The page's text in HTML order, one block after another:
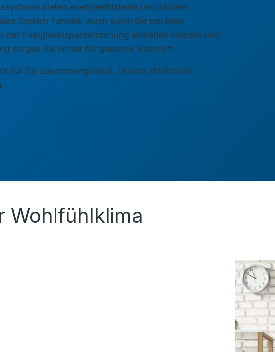
bieten energieeffiziente und sichere
System handelt. Auch wenn Sie bei einer
Energieeinsparverordnung einhalten müssen und
sorgen Sie immer für gesunde Raumluft.
für Sie zusammengestellt. Unsere erfahrenen
Wohlfühlklima